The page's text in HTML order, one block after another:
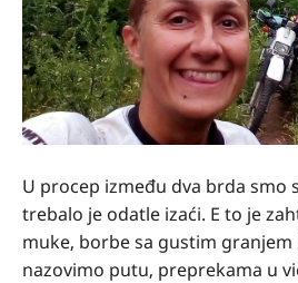
U procep između dva brda smo
trebalo je odatle izaći. E to je
muke, borbe sa gustim granjem
nazovimo putu, preprekama u